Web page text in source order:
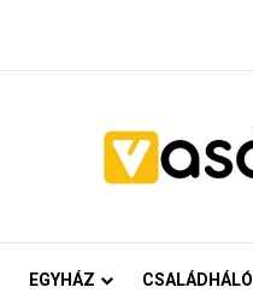
EGYHÁZ CSALÁDHÁLÓ